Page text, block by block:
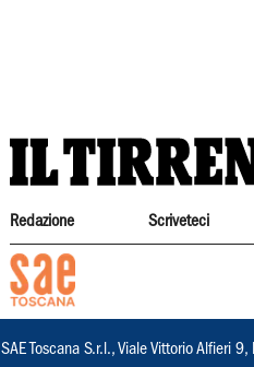
Redazione Scriveteci
SAE Toscana S.r.l., Viale Vittorio Alfieri